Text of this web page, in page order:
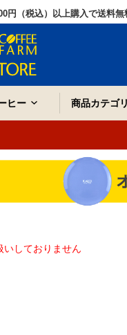
円（税込）以上購入で送料無
ヒー 商品カテゴリ
いしておりません